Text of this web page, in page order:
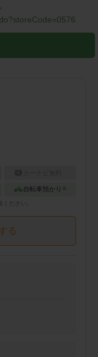
自転車預かり ※
ださい。
る